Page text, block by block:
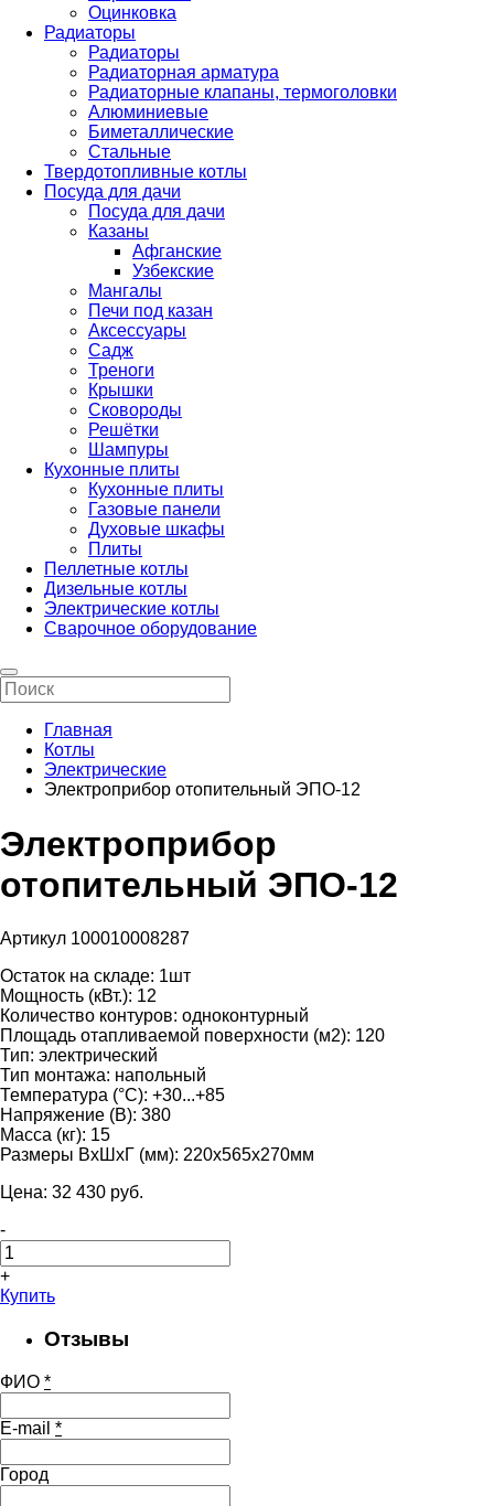
Оцинковка
Радиаторы
Радиаторы
Радиаторная арматура
Радиаторные клапаны, термоголовки
Алюминиевые
Биметаллические
Стальные
Твердотопливные котлы
Посуда для дачи
Посуда для дачи
Казаны
Афганские
Узбекские
Мангалы
Печи под казан
Аксессуары
Садж
Треноги
Крышки
Сковороды
Решётки
Шампуры
Кухонные плиты
Кухонные плиты
Газовые панели
Духовые шкафы
Плиты
Пеллетные котлы
Дизельные котлы
Электрические котлы
Сварочное оборудование
Главная
Котлы
Электрические
Электроприбор отопительный ЭПО-12
Электроприбор
отопительный ЭПО-12
Артикул 100010008287
Остаток на складе: 1шт
Мощность (кВт.): 12
Количество контуров: одноконтурный
Площадь отапливаемой поверхности (м2): 120
Тип: электрический
Тип монтажа: напольный
Температура (°С): +30...+85
Напряжение (В): 380
Масса (кг): 15
Размеры ВхШхГ (мм): 220х565х270мм
Цена: 32 430 pуб.
-
+
Купить
Отзывы
ФИО *
E-mail *
Город